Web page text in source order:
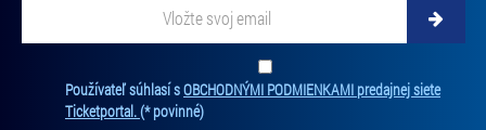
Používateľ súhlasí sOBCHODNÝMI PODMIENKAMI predajnej siete
Ticketportal.(* povinné)